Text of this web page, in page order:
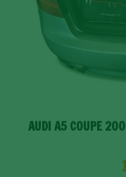
AUDI A5 COUPE